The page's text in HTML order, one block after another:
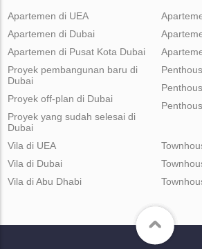
Apartemen di UEA
Apartemen di Dubai
Apartemen di Pusat Kota Dubai
Proyek pembangunan baru di
Dubai
Proyek off-plan di Dubai
Proyek yang sudah selesai di
Dubai
Vila di UEA
Vila di Dubai
Vila di Abu Dhabi